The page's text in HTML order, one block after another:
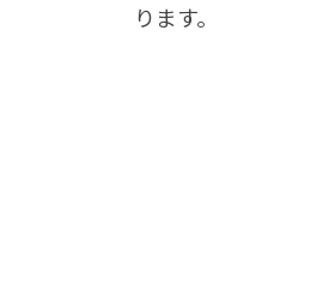
ります。